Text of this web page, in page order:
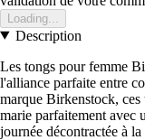
Loading...
Description
Les tongs pour femme
l'alliance parfaite entre
marque Birkenstock,
marie parfaitement avec
journée décontractée à